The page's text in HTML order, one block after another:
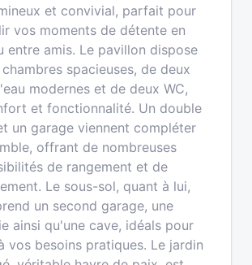
et convivial, parfait pour
vos moments de détente en
entre amis. Le pavillon dispose
spacieuses, de deux
modernes et de deux WC,
et fonctionnalité. Un double
un garage viennent compléter
offrant de nombreuses
de rangement et de
Le sous-sol, quant à lui,
un second garage, une
ainsi qu'une cave, idéals pour
vos besoins pratiques. Le jardin